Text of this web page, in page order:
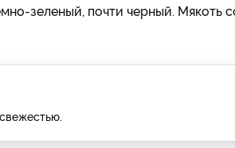
зеленый, почти черный. Мякоть